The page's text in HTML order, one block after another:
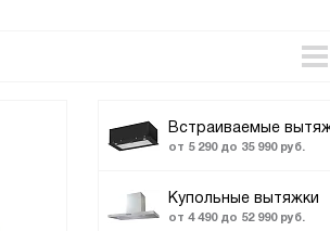
Встраиваемые
от 5 290 до 35 990 руб.
Купольные вытяжки
от 4 490 до 52 990 руб.